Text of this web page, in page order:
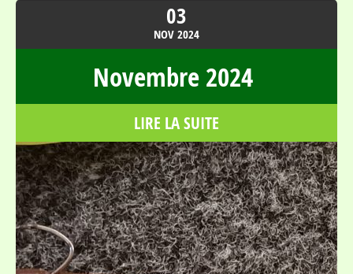
03
NOV2024
Novembre 2024
LIRE LA SUITE